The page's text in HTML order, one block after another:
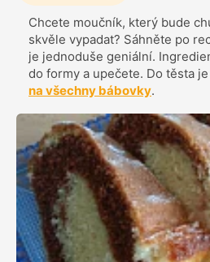
Chcete moučník, který bude
skvěle vypadat? Sáhněte po
je jednoduše geniální.
do formy a upečete. Do těsta
na všechny bábovky.